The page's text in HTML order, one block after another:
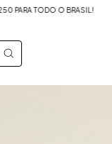
O BRASIL! SALE UP TO